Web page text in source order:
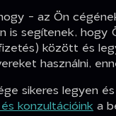
- az Ön
is segítenek,
között és
használni,
sikeres legyen
konzultációink a